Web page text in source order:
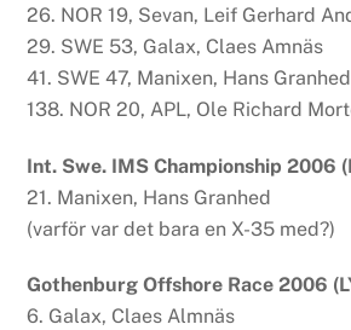
26. NOR 19, Sevan, Leif Gerhard
29. SWE 53, Galax, Claes Amnäs
41. SWE 47, Manixen, Hans Granhed
138. NOR 20, APL, Ole Richard
Int. Swe. IMS Championship 2006
21. Manixen, Hans Granhed
(varför var det bara en X-35 med?)
Gothenburg Offshore Race 2006
6. Galax, Claes Almnäs